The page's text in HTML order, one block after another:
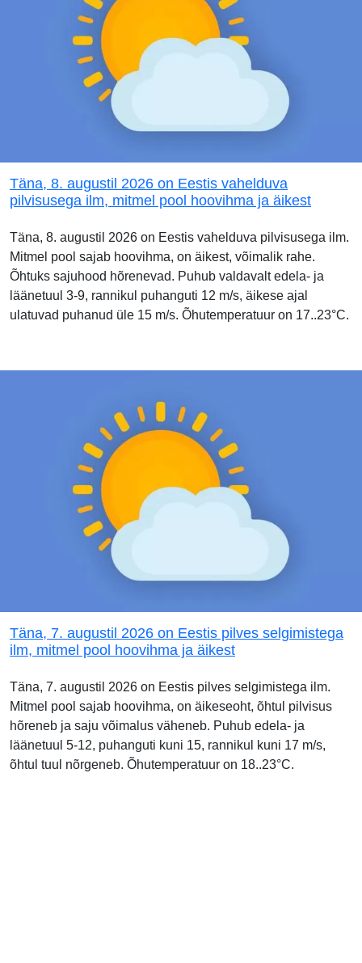
Täna, 8. augustil 2026 on Eestis vahelduva
pilvisusega ilm, mitmel pool hoovihma ja äikest
Täna, 8. augustil 2026 on Eestis vahelduva pilvisusega ilm.
Mitmel pool sajab hoovihma, on äikest, võimalik rahe.
Õhtuks sajuhood hõrenevad. Puhub valdavalt edela- ja
läänetuul 3-9, rannikul puhanguti 12 m/s, äikese ajal
ulatuvad puhanud üle 15 m/s. Õhutemperatuur on 17..23°C.
Täna, 7. augustil 2026 on Eestis pilves selgimistega
ilm, mitmel pool hoovihma ja äikest
Täna, 7. augustil 2026 on Eestis pilves selgimistega ilm.
Mitmel pool sajab hoovihma, on äikeseoht, õhtul pilvisus
hõreneb ja saju võimalus väheneb. Puhub edela- ja
läänetuul 5-12, puhanguti kuni 15, rannikul kuni 17 m/s,
õhtul tuul nõrgeneb. Õhutemperatuur on 18..23°C.